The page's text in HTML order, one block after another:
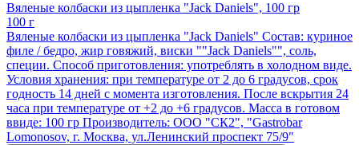
Вяленые колбаски из цыпленка "Jack Daniels", 100 гр
100 г
Вяленые колбаски из цыпленка "Jack Daniels" Состав: куриное
филе / бедро, жир говяжий, виски ""Jack Daniels"", соль,
специи. Способ приготовления: употреблять в холодном виде.
Условия хранения: при температуре от 2 до 6 градусов, срок
годность 14 дней с момента изготовления. После вскрытия 24
часа при температуре от +2 до +6 градусов. Масса в готовом
ввиде: 100 гр Производитель: ООО "СК2", "Gastrobar
Lomonosov, г. Москва, ул.Ленинский проспект 75/9"